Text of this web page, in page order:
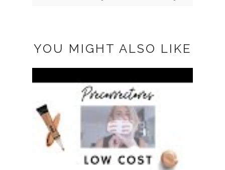
YOU MIGHT ALSO LIKE